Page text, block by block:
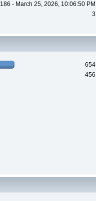
186 - March 25, 2026, 10:06:50 PM
3
654
456